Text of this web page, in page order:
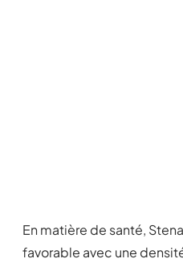
En matière de santé,
favorable avec une